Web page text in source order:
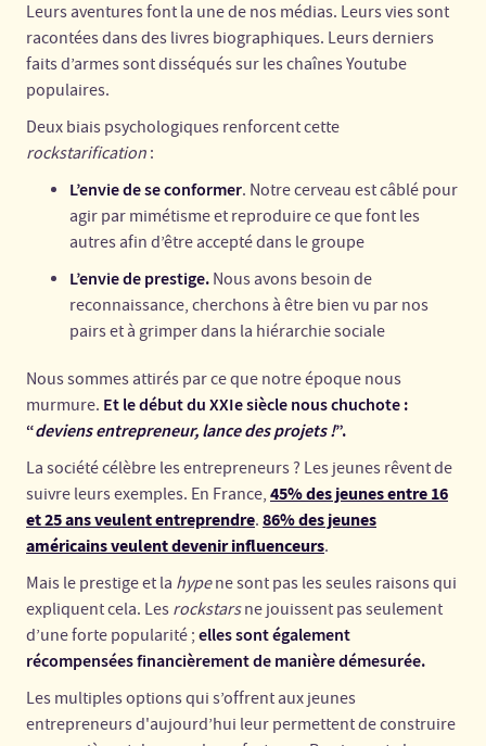
Leurs aventures font la une de nos médias. Leurs vies sont
racontées dans des livres biographiques. Leurs derniers
faits d’armes sont disséqués sur les chaînes Youtube
populaires.
Deux biais psychologiques renforcent cette
rockstarification :
L’envie de se conformer. Notre cerveau est câblé pour
agir par mimétisme et reproduire ce que font les
autres afin d’être accepté dans le groupe
L’envie de prestige. Nous avons besoin de
reconnaissance, cherchons à être bien vu par nos
pairs et à grimper dans la hiérarchie sociale
Nous sommes attirés par ce que notre époque nous
murmure. Et le début du XXIe siècle nous chuchote :
“deviens entrepreneur, lance des projets !”.
La société célèbre les entrepreneurs ? Les jeunes rêvent de
suivre leurs exemples. En France, 45% des jeunes entre 16
et 25 ans veulent entreprendre. 86% des jeunes
américains veulent devenir influenceurs.
Mais le prestige et la hypene sont pas les seules raisons qui
expliquent cela. Les rockstarsne jouissent pas seulement
d’une forte popularité ; elles sont également
récompensées financièrement de manière démesurée.
Les multiples options qui s’offrent aux jeunes
entrepreneurs d'aujourd’hui leur permettent de construire